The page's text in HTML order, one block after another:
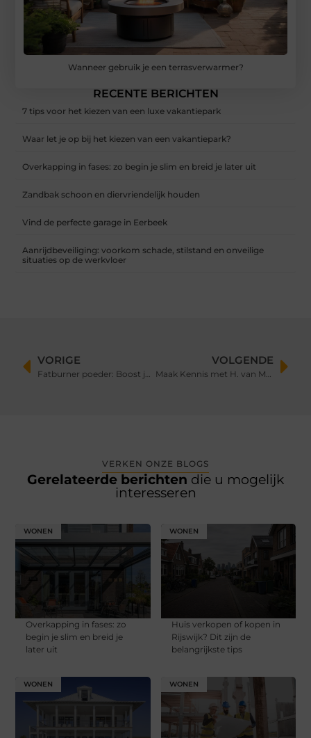
Wanneer gebruik je een terrasverwarmer?
RECENTE BERICHTEN
7 tips voor het kiezen van een luxe vakantiepark
Waar let je op bij het kiezen van een vakantiepark?
Overkapping in fases: zo begin je slim en breid je later uit
Zandbak schoon en diervriendelijk houden
Vind de perfecte garage in Eerbeek
Aanrijdbeveiliging: voorkom schade, stilstand en onveilige
situaties op de werkvloer
VORIGE
Fatburner poeder: Boost je gewichtsverlies op een veilige manier
VOLGENDE
Maak Kennis met H. van Malestein Service en Techniek – Uw Expert in Weegsystemen en Technische Diens
VERKEN ONZE BLOGS
Gerelateerde berichten die u mogelijk
interesseren
WONEN
Overkapping in fases: zo
begin je slim en breid je
later uit
WONEN
Huis verkopen of kopen in
Rijswijk? Dit zijn de
belangrijkste tips
WONEN WONEN